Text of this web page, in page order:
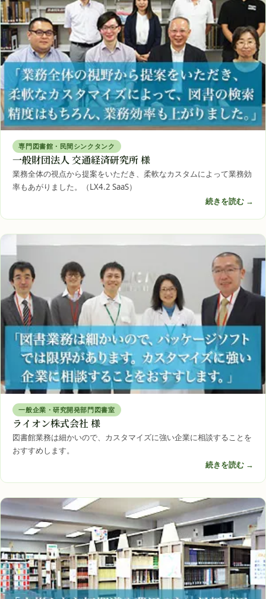
専門図書館・民間シンクタンク
一般財団法人 交通経済研究所 様
業務全体の視点から提案をいただき、柔軟なカスタムによって業務効
率もあがりました。（LX4.2 SaaS）
続きを読む →
一般企業・研究開発部門図書室
ライオン株式会社 様
図書館業務は細かいので、カスタマイズに強い企業に相談することを
おすすめします。
続きを読む →